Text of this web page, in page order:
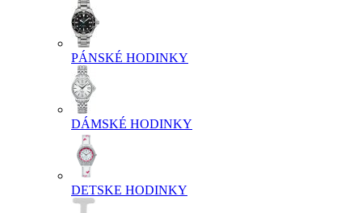
PÁNSKÉ HODINKY
DÁMSKÉ HODINKY
DETSKE HODINKY